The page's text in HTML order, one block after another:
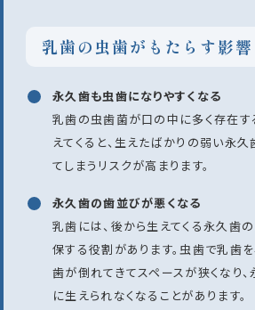
乳歯の虫歯がもたらす影響
永久歯も虫歯になりやすくなる
乳歯の虫歯菌が口の中に多く存在
えてくると、生えたばかりの弱い永
てしまうリスクが高まります。
永久歯の歯並びが悪くなる
乳歯には、後から生えてくる永久歯
保する役割があります。虫歯で乳歯
歯が倒れてきてスペースが狭くなり
に生えられなくなることがあります。